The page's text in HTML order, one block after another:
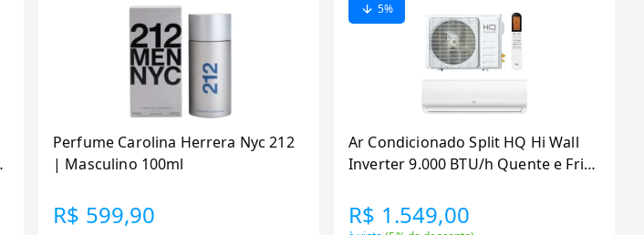
Perfume Carolina Herrera Nyc 212
| Masculino 100ml
R$ 599,90
5%
Ar Condicionado Split HQ Hi Wall
Inverter 9.000 BTU/h Quente e Frio
VIHT9KCH3S2S23 -
R$ 1.549,00